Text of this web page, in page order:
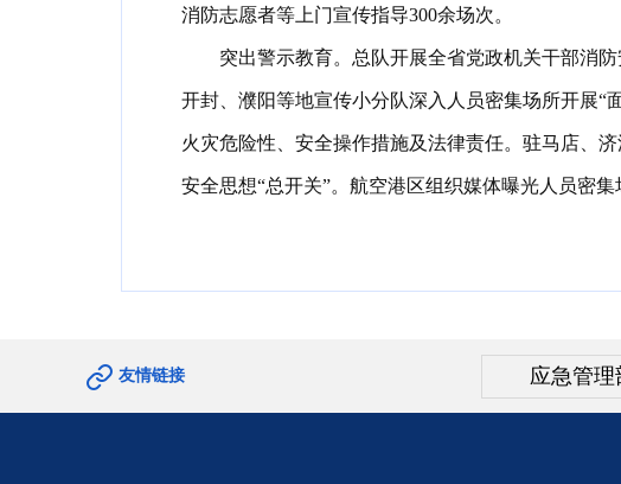
消防志愿者等上门宣传指导300余场次。
突出警示教育。 总队开展全省党政机关干部消防
开封、濮阳等地宣传小分队深入人员密集场所开展“
火灾危险性、安全操作措施及法律责任。 驻马店、
安全思想“总开关”。 航空港区组织媒体曝光人员密
友情链接 应急管理